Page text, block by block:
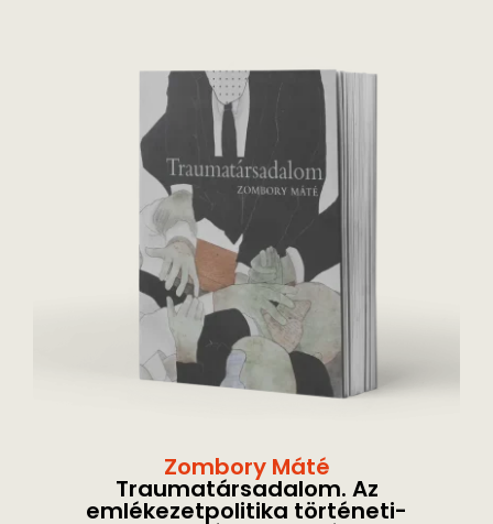
Zombory Máté
Traumatársadalom. Az
emlékezetpolitika történeti-